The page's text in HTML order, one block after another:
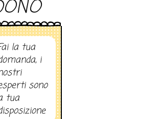
la tua
i
sono
tua